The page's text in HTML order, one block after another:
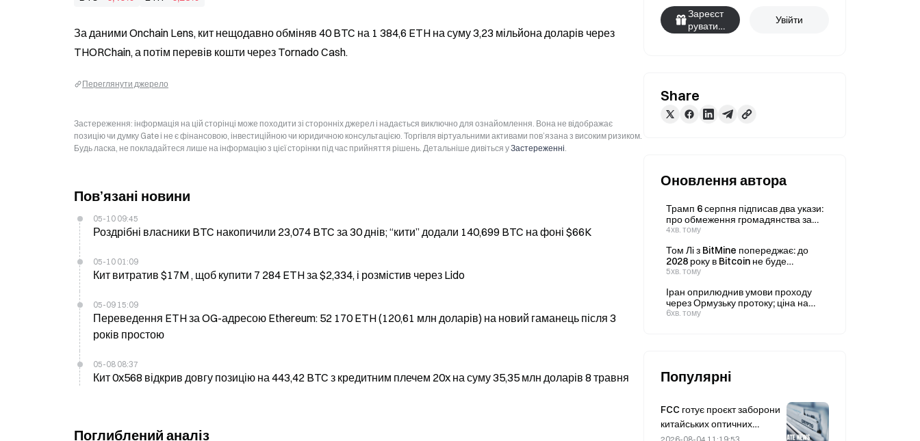
За даними Onchain Lens, кит нещодавно обміняв 40 BTC на 1 384,6 ETH на суму 3,23 мільйона доларів через
THORChain, а потім перевів кошти через Tornado Cash.
Переглянути джерело
Застереження: інформація на цій сторінці може походити зі сторонніх джерел і надається виключно для ознайомлення. Вона не відображає
позицію чи думку Gate і не є фінансовою, інвестиційною чи юридичною консультацією. Торгівля віртуальними активами пов’язана з високим ризиком.
Будь ласка, не покладайтеся лише на інформацію з цієї сторінки під час прийняття рішень. Детальніше дивіться уЗастереженні.
Пов’язані новини
05-10 09:45
Роздрібні власники BTC накопичили 23,074 BTC за 30 днів; “кити” додали 140,699 BTC на фоні $66K
05-10 01:09
Кит витратив $17M , щоб купити 7 284 ETH за $2,334, і розмістив через Lido
05-09 15:09
Переведення ETH за OG-адресою Ethereum: 52 170 ETH (120,61 млн доларів) на новий гаманець після 3
років простою
05-08 08:37
Кит 0x568 відкрив довгу позицію на 443,42 BTC з кредитним плечем 20x на суму 35,35 млн доларів 8 травня
Поглиблений аналіз
Зареєст
руватис
Увійти
Share
Оновлення автора
Трамп 6 серпня підписав два укази:
про обмеження громадянства за
правом народження та заборону
4хв. тому
Том Лі з BitMine попереджає: до
2028 року в Bitcoin не буде
консенсусу щодо захисту від
5хв. тому
Іран оприлюднив умови проходу
через Ормузьку протоку; ціна на
нафту Brent за ніч зросла до 82
6хв. тому
Популярні
FCC готує проєкт заборони
китайських оптичних
модулів для центрів
2026-08-04 11:19:53